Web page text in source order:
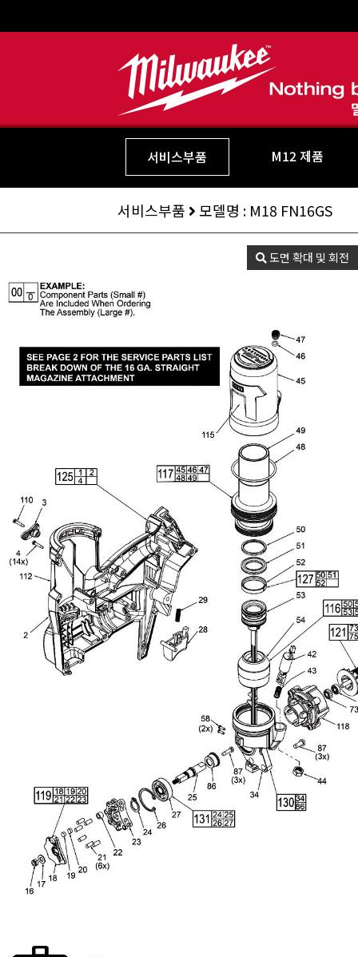
서비스부품 M12 제품
서비스부품 모델명 : M18 FN16GS
도면 확대 및 회전